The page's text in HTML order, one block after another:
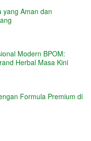
yang Aman dan
Modern BPOM:
Herbal Masa Kini
Formula Premium di